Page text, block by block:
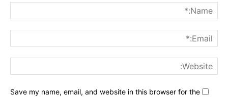
Save my name, email, and website in this browser for the